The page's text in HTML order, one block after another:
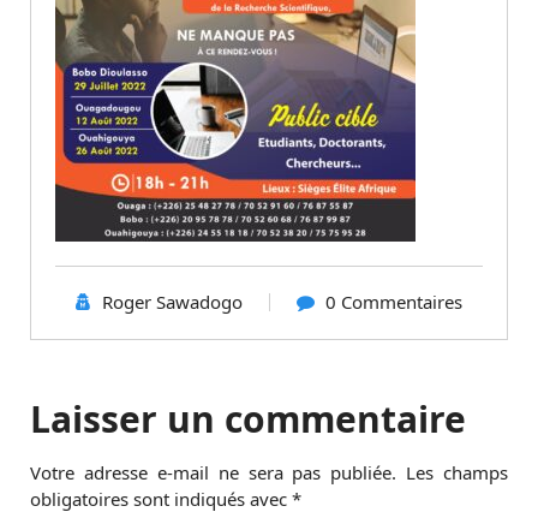
Roger Sawadogo 0 Commentaires
Laisser un commentaire
Votre adresse e-mail ne sera pas publiée. Les champs
obligatoires sont indiqués avec *